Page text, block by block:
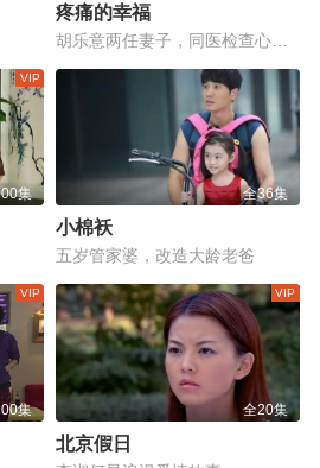
疼痛的幸福
集 全36集
小棉袄
五岁管家婆，改造大龄老爸
集 全20集
北京假日